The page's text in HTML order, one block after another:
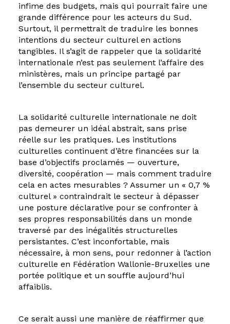
infime des budgets, mais qui pourrait faire une
grande différence pour les acteurs du Sud.
Surtout, il permettrait de traduire les bonnes
intentions du secteur culturel en actions
tangibles. Il s’agit de rappeler que la solidarité
internationale n’est pas seulement l’affaire des
ministères, mais un principe partagé par
l’ensemble du secteur culturel.
La solidarité culturelle internationale ne doit
pas demeurer un idéal abstrait, sans prise
réelle sur les pratiques. Les institutions
culturelles continuent d’être financées sur la
base d’objectifs proclamés — ouverture,
diversité, coopération — mais comment traduire
cela en actes mesurables ? Assumer un « 0,7 %
culturel » contraindrait le secteur à dépasser
une posture déclarative pour se confronter à
ses propres responsabilités dans un monde
traversé par des inégalités structurelles
persistantes. C’est inconfortable, mais
nécessaire, à mon sens, pour redonner à l’action
culturelle en Fédération Wallonie-Bruxelles une
portée politique et un souffle aujourd’hui
affaiblis.
Ce serait aussi une manière de réaffirmer que